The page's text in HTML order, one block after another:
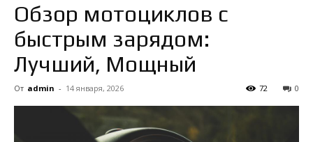
Обзор мотоциклов с
быстрым зарядом:
Лучший, Мощный
От admin - 14 января, 2026 0
72